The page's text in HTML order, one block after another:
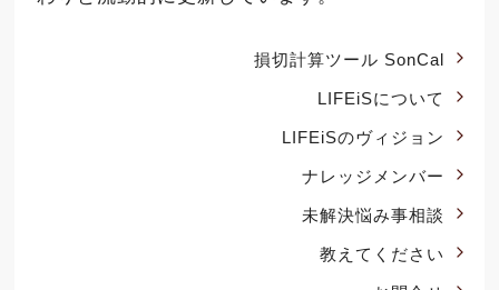
損切計算ツール SonCal
LIFEiSについて
LIFEiSのヴィジョン
ナレッジメンバー
未解決悩み事相談
教えてください